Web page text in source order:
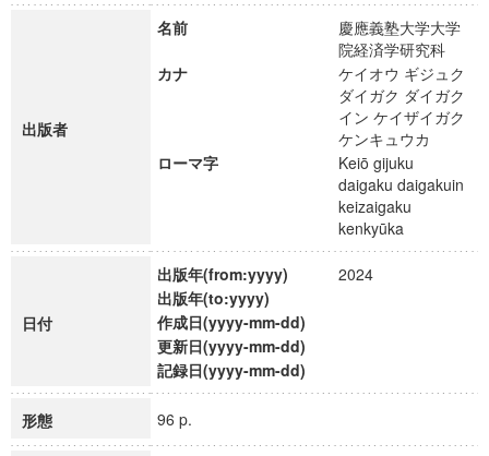
出版者
名前
慶應義塾大学大学
院経済学研究科
カナ
ケイオウ ギジュク
ダイガク ダイガク
イン ケイザイガク
ケンキュウカ
ローマ字
Keiō gijuku
daigaku daigakuin
keizaigaku
kenkyūka
日付
出版年(from:yyyy)
2024
出版年(to:yyyy)
作成日(yyyy-mm-dd)
更新日(yyyy-mm-dd)
記録日(yyyy-mm-dd)
形態 96 p.